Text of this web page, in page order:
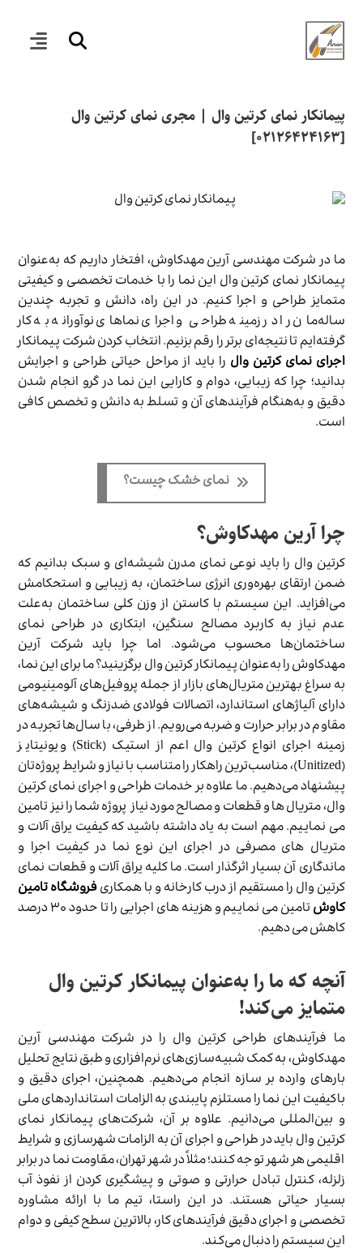
پیمانکار نمای کرتین وال | مجری نمای کرتین وال
[۰۲۱۲۶۴۲۴۱۶۳]
ما در شرکت مهندسی آرین مهدکاوش، افتخار داریم که به‌عنوان
پیمانکار نمای کرتین وال این نما را با خدمات تخصصی و کیفیتی
متمایز طراحی و اجرا کنیم. در این راه، دانش و تجربه چندین
ساله‌مان را در زمینه طراحی و اجرای نماهای نوآورانه به کار
گرفته‌ایم تا نتیجه‌ای برتر را رقم بزنیم. انتخاب کردن شرکت پیمانکار
اجرای نمای کرتین وال را باید از مراحل حیاتی طراحی و اجرایش
بدانید؛ چرا که زیبایی، دوام و کارایی این نما در گرو انجام شدن
دقیق و به‌هنگام فرآیندهای آن و تسلط به دانش و تخصص کافی
است.
نمای خشک چیست؟
چرا آرین مهدکاوش؟
کرتین وال را باید نوعی نمای مدرن شیشه‌ای و سبک بدانیم که
ضمن ارتقای بهره‌وری انرژی ساختمان، به زیبایی و استحکامش
می‌افزاید. این سیستم با کاستن از وزن کلی ساختمان به‌علت
عدم نیاز به کاربرد مصالح سنگین، ابتکاری در طراحی نمای
ساختمان‌ها محسوب می‌شود. اما چرا باید شرکت آرین
مهدکاوش را به‌عنوان پیمانکار کرتین وال برگزینید؟ ما برای این نما،
به سراغ بهترین متریال‌های بازار از جمله پروفیل‌های آلومینیومی
دارای آلیاژهای استاندارد، اتصالات فولادی ضدزنگ و شیشه‌های
مقاوم در برابر حرارت و ضربه می‌رویم. از طرفی، با سال‌ها تجربه در
زمینه اجرای انواع کرتین وال اعم از استیک (Stick) و یونیتایز
(Unitized)، مناسب‌ترین راهکار را متناسب با نیاز و شرایط پروژه‌تان
پیشنهاد می‌دهیم. ما علاوه بر خدمات طراحی و اجرای نمای کرتین
وال، متریال ها و قطعات و مصالح مورد نیاز پروژه شما را نیز تامین
می نماییم. مهم است به یاد داشته باشید که کیفیت یراق آلات و
متریال های مصرفی در اجرای این نوع نما در کیفیت اجرا و
ماندگاری آن بسیار اثرگذار است. ما کلیه یراق آلات و قطعات نمای
کرتین وال را مستقیم از درب کارخانه و با همکاریفروشگاه تامین
کاوش
تامین می نماییم و هزینه های اجرایی را تا حدود ۳۰ درصد
کاهش می دهیم.
آنچه که ما را به‌عنوان پیمانکار کرتین وال
متمایز می‌کند!
ما فرآیندهای طراحی کرتین وال را در شرکت مهندسی آرین
مهدکاوش، به کمک شبیه‌سازی‌های نرم‌افزاری و طبق نتایج تحلیل
بارهای وارده بر سازه انجام می‌دهیم. همچنین، اجرای دقیق و
باکیفیت این نما را مستلزم پایبندی به الزامات استانداردهای ملی
و بین‌المللی می‌دانیم. علاوه بر آن، شرکت‌های پیمانکار نمای
کرتین وال باید در طراحی و اجرای آن به الزامات شهرسازی و شرایط
اقلیمی هر شهر توجه کنند؛ مثلاً در شهر تهران، مقاومت نما در برابر
زلزله، کنترل تبادل حرارتی و صوتی و پیشگیری کردن از نفوذ آب
بسیار حیاتی هستند. در این راستا، تیم ما با ارائه مشاوره
تخصصی و اجرای دقیق فرآیندهای کار، بالاترین سطح کیفی و دوام
این سیستم را دنبال می‌کند.